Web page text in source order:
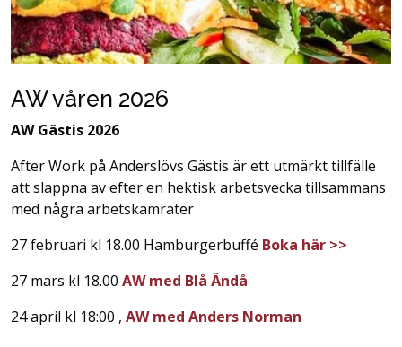
AW våren 2026
AW Gästis 2026
After Work på Anderslövs Gästis är ett utmärkt tillfälle
att slappna av efter en hektisk arbetsvecka tillsammans
med några arbetskamrater
27 februari kl 18.00 Hamburgerbuffé Boka här >>
27 mars kl 18.00 AW med Blå Ändå
24 april kl 18:00 , AW med Anders Norman